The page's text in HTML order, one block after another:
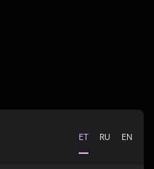
ET RU EN